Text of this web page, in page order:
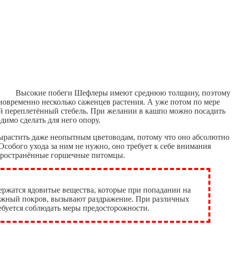
Высокие побеги Шефлеры имеют среднюю толщину, поэтому
несколько саженцев растения. А уже потом по мере
переплетённый стебель. При желании в кашпо можно посадить
сделать для него опору.
даже неопытным цветоводам, потому что оно абсолютно
ухода за ним не нужно, оно требует к себе внимания
горшечные питомцы.
ядовитые вещества, которые при попадании на
покров, вызывают раздражение. При различных
соблюдать меры предосторожности.